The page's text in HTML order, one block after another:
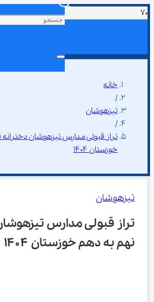
خانه
/
تیزهوشان
/
تراز قبولی مدارس تیزهوشان
خوزستان ۱۴۰۴
تیزهوشان
تراز قبولی مدارس
نهم به دهم خوزستان ۱۴۰۴